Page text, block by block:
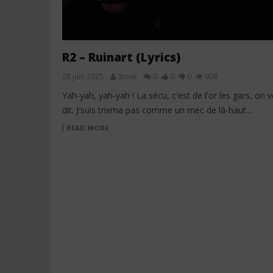
R2 – Ruinart (Lyrics)
28 juin 2025 Stone 0 0 0 908
Yah-yah, yah-yah ! La sécu, c′est de l'or les gars, on
dit. J′suis trixma pas comme un mec de là-haut...
READ MORE